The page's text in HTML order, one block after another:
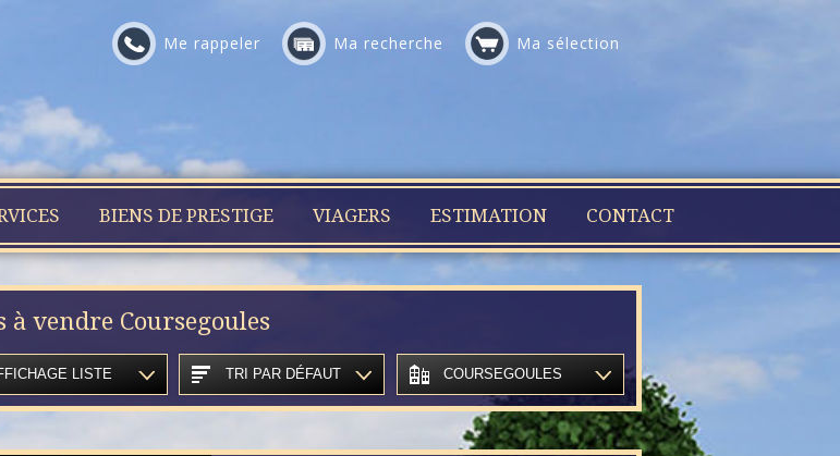
Me rappeler Ma recherche Ma sélection
BIENS DE PRESTIGE VIAGERS ESTIMATION CONTACT
à vendre Coursegoules
LISTE TRI PAR DÉFAUT COURSEGOULES